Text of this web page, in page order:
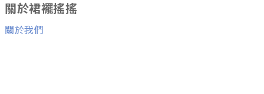
關於裙襬搖搖
關於我們